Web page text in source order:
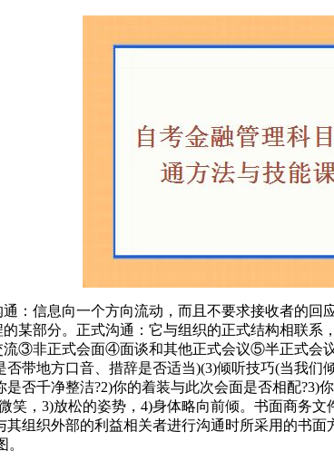
信息向一个方向流动，而且不要求接收者的回
某部分。正式沟通：它与组织的正式结构相联
③非正式会面④面谈和其他正式会议⑤半正式会
带地方口音、措辞是否适当)(3)倾听技巧(当我
否千净整洁?2)你的着装与此次会面是否相配
笑，3)放松的姿势，4)身体略向前倾。书面商务
组织外部的利益相关者进行沟通时所采用的书